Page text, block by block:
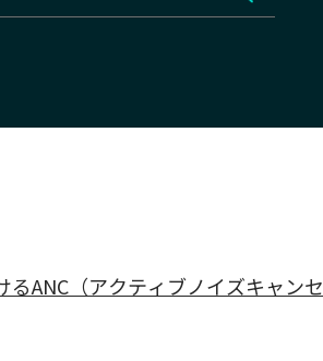
ANC（アクティブノイズキャンセ